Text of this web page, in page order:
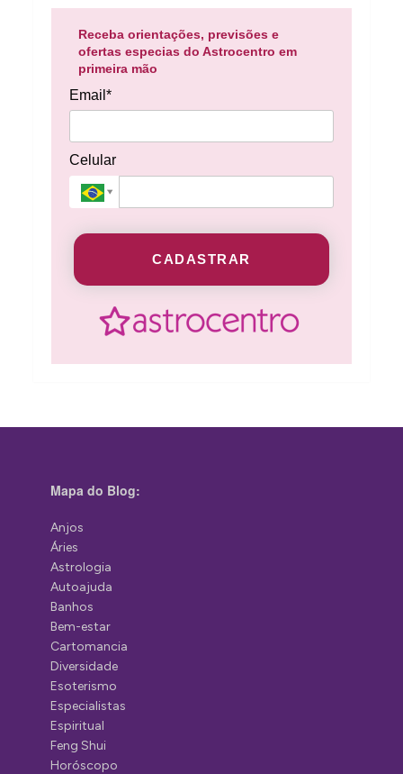
Receba orientações, previsões e
ofertas especias do Astrocentro em
primeira mão
Email*
Celular
CADASTRAR
Mapa do Blog:
Anjos
Áries
Astrologia
Autoajuda
Banhos
Bem-estar
Cartomancia
Diversidade
Esoterismo
Especialistas
Espiritual
Feng Shui
Horóscopo